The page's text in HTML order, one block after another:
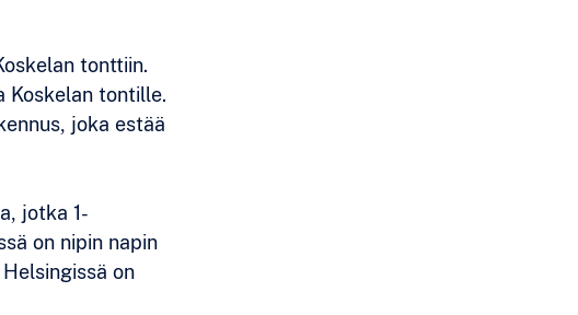
tonttiin.
Koskelan tontille.
joka estää
jotka 1-
on nipin napin
on